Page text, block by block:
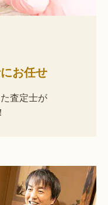
お任せ
査定士が